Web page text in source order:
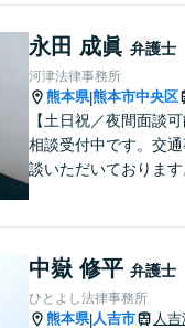
永田 成眞 弁護士
河津法律事務所
熊本県|熊本市中央区
【土日祝／夜間面談
相談受付中です。交
談いただいておりま
中嶽 修平 弁護士
ひとよし法律事務所
熊本県|人吉市 人